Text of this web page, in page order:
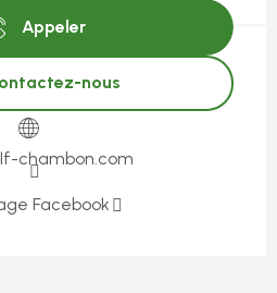
Appeler
nous
chambon.com
Facebook